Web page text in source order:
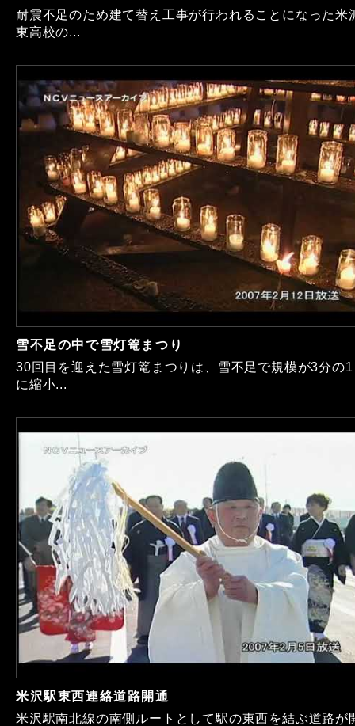
耐震不足のため建て替え工事が行われることになった米
東高校の...
雪不足の中で雪灯篭まつり
30回目を迎えた雪灯篭まつりは、雪不足で規模が3分の1
に縮小...
米沢駅東西連絡道路開通
米沢駅南北線の南側ルートとして駅の東西を結ぶ道路が